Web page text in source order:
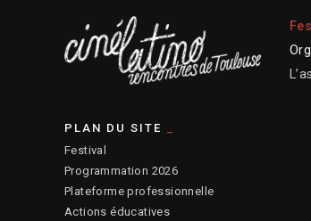
PLAN DU SITE
Festival
Programmation 2026
Plateforme professionnelle
Actions éducatives